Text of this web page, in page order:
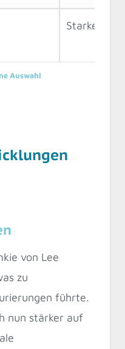
Starker
Auswahl
von Lee
zu
führte.
nun stärker auf